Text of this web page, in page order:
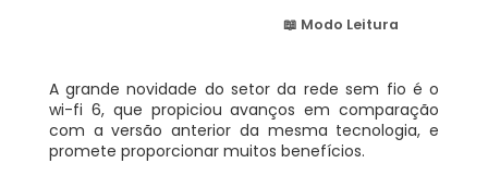
📖 Modo Leitura
A grande novidade do setor da rede sem fio é o
wi-fi 6, que propiciou avanços em comparação
com a versão anterior da mesma tecnologia, e
promete proporcionar muitos benefícios.